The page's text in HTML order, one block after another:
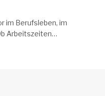
im Berufsleben, im
Arbeitszeiten…